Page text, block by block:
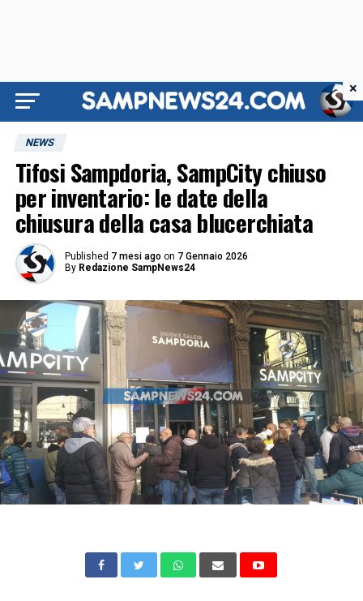
NEWS
Tifosi Sampdoria, SampCity chiuso
per inventario: le date della
chiusura della casa blucerchiata
Published 7 mesi ago on 7 Gennaio 2026
By Redazione SampNews24
×